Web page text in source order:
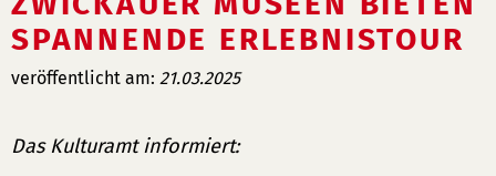
SPANNENDE ERLEBNISTOUR
veröffentlicht am: 21.03.2025
Das Kulturamt informiert: